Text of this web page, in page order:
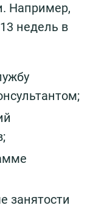
Например,
недель в
занятости